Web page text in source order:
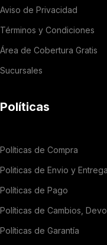
Aviso de Privacidad
Términos y Condiciones
Área de Cobertura Gratis
Sucursales
Políticas
Políticas de Compra
Politicas de Envio y Entrega
Políticas de Pago
Políticas de Cambios,
Políticas de Garantía